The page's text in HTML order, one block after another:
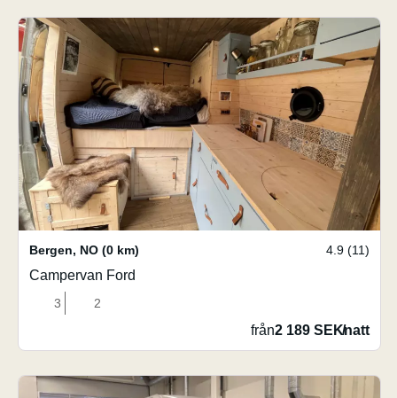
Bergen, NO (0 km) 4.9 (11)
Campervan Ford
3 2
från2 189 SEK/natt